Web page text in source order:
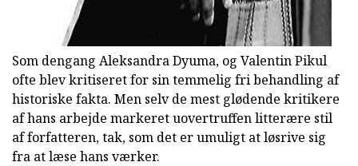
Som dengang Aleksandra Dyuma, og Valentin Pikul
ofte blev kritiseret for sin temmelig fri behandling af
historiske fakta. Men selv de mest glødende kritikere
af hans arbejde markeret uovertruffen litterære stil
af forfatteren, tak, som det er umuligt at løsrive sig
fra at læse hans værker.